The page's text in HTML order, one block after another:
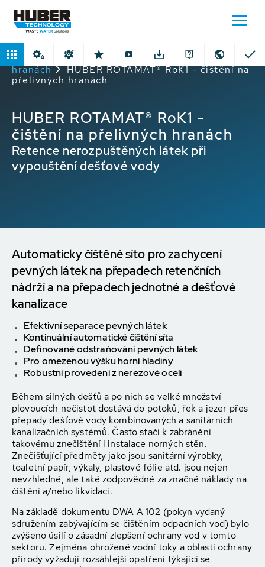
Domů Produkty
Čištění na přelivných
hranách
HUBER ROTAMAT® RoK1 - čištění na
přelivných hranách
HUBER ROTAMAT® RoK1 -
čištění na přelivných hranách
Retence nerozpuštěných látek při
vypouštění dešťové vody
Automaticky čištěné síto pro zachycení
pevných látek na přepadech retenčních
nádrží a na přepadech jednotné a dešťové
kanalizace
Efektivní separace pevných látek
Kontinuální automatické čištění síta
Definované odstraňování pevných látek
Pro omezenou výšku horní hladiny
Robustní provedení z nerezové oceli
Během silných dešťů a po nich se velké množství
plovoucích nečistot dostává do potoků, řek a jezer přes
přepady dešťové vody kombinovaných a sanitárních
kanalizačních systémů. Často stačí k zabránění
takovému znečištění i instalace norných stěn.
Znečišťující předměty jako jsou sanitární výrobky,
toaletní papír, výkaly, plastové fólie atd. jsou nejen
nevzhledné, ale také zodpovědné za značné náklady na
čištění a/nebo likvidaci.
Na základě dokumentu DWA A 102 (pokyn vydaný
sdružením zabývajícím se čištěním odpadních vod) bylo
zvýšeno úsilí o zásadní zlepšení ochrany vod v tomto
sektoru. Zejména ohrožené vodní toky a oblasti ochrany
přírody vyžadují rozsáhlejší opatření týkající se